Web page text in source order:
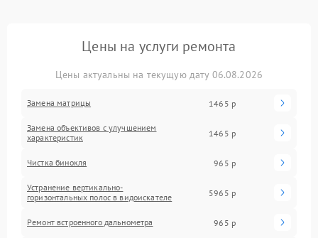
Цены на услуги ремонта
Цены актуальны на текущую дату 06.08.2026
Замена матрицы 1465 р
Замена объективов с улучшением
характеристик
1465 р
Чистка бинокля 965 р
Устранение вертикально-
горизонтальных полос в видоискателе
5965 р
Ремонт встроенного дальнометра 965 р